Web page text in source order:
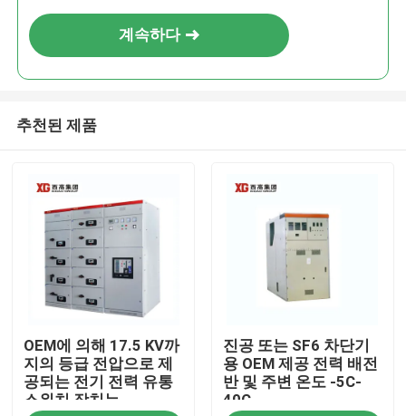
계속하다
추천된 제품
OEM에 의해 17.5 KV까
지의 등급 전압으로 제
공되는 전기 전력 유통
스위치 장치는
진공 또는 SF6 차단기
용 OEM 제공 전력 배전
반 및 주변 온도 -5C-
40C